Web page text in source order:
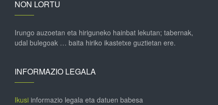
NON LORTU
Irungo auzoetan eta hiriguneko hainbat lekutan; tabernak,
udal bulegoak … baita hiriko ikastetxe guztietan ere.
INFORMAZIO LEGALA
Ikusi informazio legala eta datuen babesa